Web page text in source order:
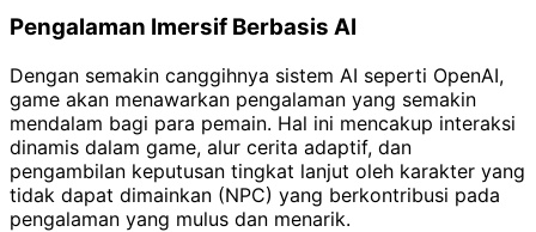
Pengalaman Imersif Berbasis AI
Dengan semakin canggihnya sistem AI seperti OpenAI,
game akan menawarkan pengalaman yang semakin
mendalam bagi para pemain. Hal ini mencakup interaksi
dinamis dalam game, alur cerita adaptif, dan
pengambilan keputusan tingkat lanjut oleh karakter yang
tidak dapat dimainkan (NPC) yang berkontribusi pada
pengalaman yang mulus dan menarik.